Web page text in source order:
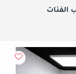
الفئات